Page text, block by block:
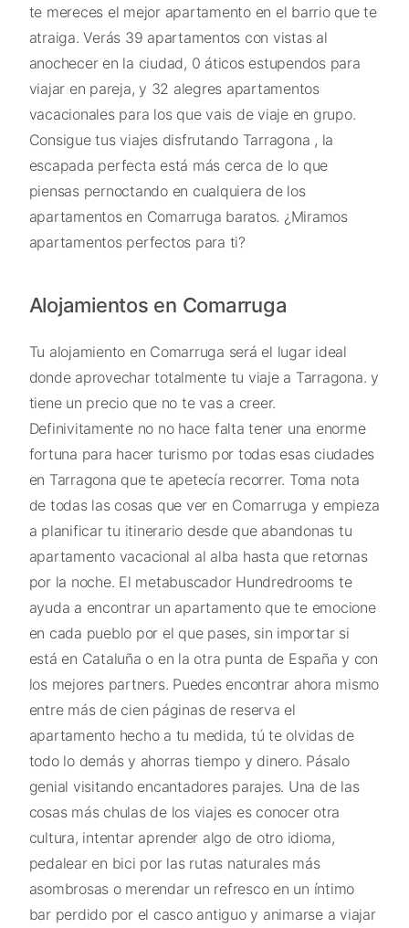
te mereces el mejor apartamento en el barrio que te
atraiga. Verás 39 apartamentos con vistas al
anochecer en la ciudad, 0 áticos estupendos para
viajar en pareja, y 32 alegres apartamentos
vacacionales para los que vais de viaje en grupo.
Consigue tus viajes disfrutando Tarragona , la
escapada perfecta está más cerca de lo que
piensas pernoctando en cualquiera de los
apartamentos en Comarruga baratos. ¿Miramos
apartamentos perfectos para ti?
Alojamientos en Comarruga
Tu alojamiento en Comarruga será el lugar ideal
donde aprovechar totalmente tu viaje a Tarragona. y
tiene un precio que no te vas a creer.
Definivitamente no no hace falta tener una enorme
fortuna para hacer turismo por todas esas ciudades
en Tarragona que te apetecía recorrer. Toma nota
de todas las cosas que ver en Comarruga y empieza
a planificar tu itinerario desde que abandonas tu
apartamento vacacional al alba hasta que retornas
por la noche. El metabuscador Hundredrooms te
ayuda a encontrar un apartamento que te emocione
en cada pueblo por el que pases, sin importar si
está en Cataluña o en la otra punta de España y con
los mejores partners. Puedes encontrar ahora mismo
entre más de cien páginas de reserva el
apartamento hecho a tu medida, tú te olvidas de
todo lo demás y ahorras tiempo y dinero. Pásalo
genial visitando encantadores parajes. Una de las
cosas más chulas de los viajes es conocer otra
cultura, intentar aprender algo de otro idioma,
pedalear en bici por las rutas naturales más
asombrosas o merendar un refresco en un íntimo
bar perdido por el casco antiguo y animarse a viajar